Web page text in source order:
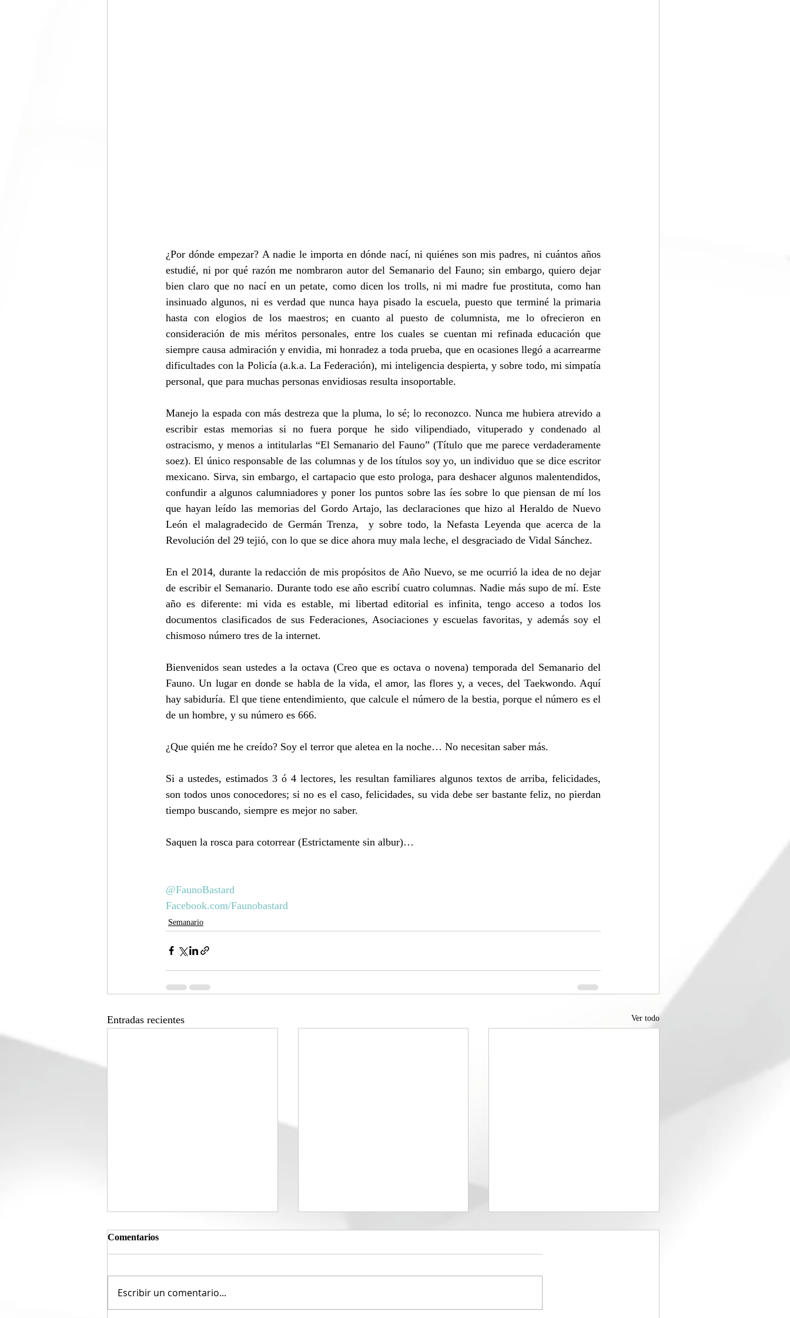
¿Por dónde empezar? A nadie le importa en dónde nací, ni quiénes son mis padres, ni cuántos años
estudié, ni por qué razón me nombraron autor del Semanario del Fauno; sin embargo, quiero dejar
bien claro que no nací en un petate, como dicen los trolls, ni mi madre fue prostituta, como han
insinuado algunos, ni es verdad que nunca haya pisado la escuela, puesto que terminé la primaria
hasta con elogios de los maestros; en cuanto al puesto de columnista, me lo ofrecieron en
consideración de mis méritos personales, entre los cuales se cuentan mi refinada educación que
siempre causa admiración y envidia, mi honradez a toda prueba, que en ocasiones llegó a acarrearme
dificultades con la Policía (a.k.a. La Federación), mi inteligencia despierta, y sobre todo, mi simpatía
personal, que para muchas personas envidiosas resulta insoportable.
Manejo la espada con más destreza que la pluma, lo sé; lo reconozco. Nunca me hubiera atrevido a
escribir estas memorias si no fuera porque he sido vilipendiado, vituperado y condenado al
ostracismo, y menos a intitularlas “El Semanario del Fauno” (Título que me parece verdaderamente
soez). El único responsable de las columnas y de los títulos soy yo, un individuo que se dice escritor
mexicano. Sirva, sin embargo, el cartapacio que esto prologa, para deshacer algunos malentendidos,
confundir a algunos calumniadores y poner los puntos sobre las íes sobre lo que piensan de mí los
que hayan leído las memorias del Gordo Artajo, las declaraciones que hizo al Heraldo de Nuevo
León el malagradecido de Germán Trenza,  y sobre todo, la Nefasta Leyenda que acerca de la
Revolución del 29 tejió, con lo que se dice ahora muy mala leche, el desgraciado de Vidal Sánchez.
En el 2014, durante la redacción de mis propósitos de Año Nuevo, se me ocurrió la idea de no dejar
de escribir el Semanario. Durante todo ese año escribí cuatro columnas. Nadie más supo de mí. Este
año es diferente: mi vida es estable, mi libertad editorial es infinita, tengo acceso a todos los
documentos clasificados de sus Federaciones, Asociaciones y escuelas favoritas, y además soy el
chismoso número tres de la internet.
Bienvenidos sean ustedes a la octava (Creo que es octava o novena) temporada del Semanario del
Fauno. Un lugar en donde se habla de la vida, el amor, las flores y, a veces, del Taekwondo. Aquí
hay sabiduría. El que tiene entendimiento, que calcule el número de la bestia, porque el número es el
de un hombre, y su número es 666.
¿Que quién me he creído? Soy el terror que aletea en la noche… No necesitan saber más.
Si a ustedes, estimados 3 ó 4 lectores, les resultan familiares algunos textos de arriba, felicidades,
son todos unos conocedores; si no es el caso, felicidades, su vida debe ser bastante feliz, no pierdan
tiempo buscando, siempre es mejor no saber.
Saquen la rosca para cotorrear (Estrictamente sin albur)…
@FaunoBastard
Facebook.com/Faunobastard
Semanario
Entradas recientes Ver todo
El nuevo enemigo público Maquillaje institucional
Comentarios
Escribir un comentario...